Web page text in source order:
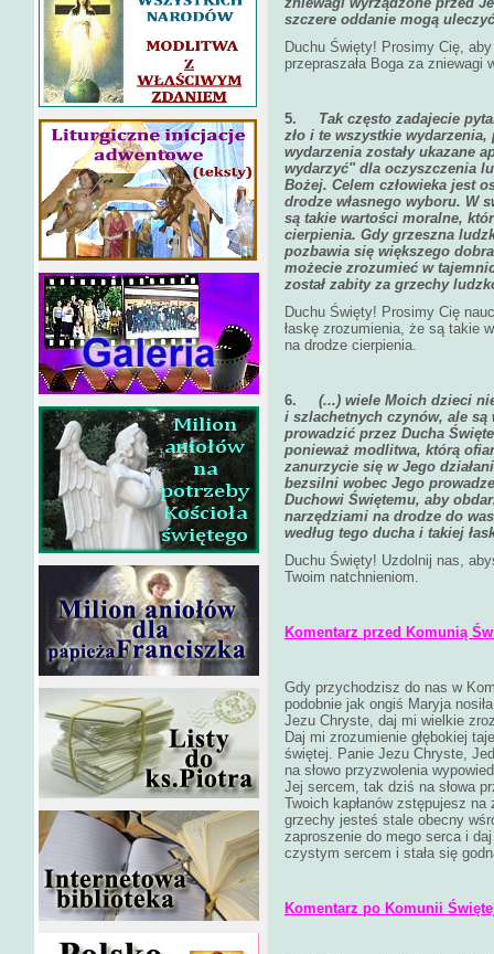
szczere oddanie mogą
Duchu Święty! Prosimy Cię,
przepraszała Boga za
5. Tak często zadajecie
zło i te wszystkie
wydarzenia zostały ukazane
wydarzyć" dla oczyszczenia
Bożej. Celem człowieka jest
drodze własnego wyboru. W
są takie wartości moralne,
cierpienia. Gdy grzeszna
pozbawia się większego
możecie zrozumieć w
został zabity za grzechy
Duchu Święty! Prosimy Cię
łaskę zrozumienia, że są takie
na drodze cierpienia.
6. (...) wiele Moich dzieci
i szlachetnych czynów, ale
prowadzić przez Ducha
ponieważ modlitwa, którą
zanurzycie się w Jego
bezsilni wobec Jego
Duchowi Świętemu, aby
narzędziami na drodze do
według tego ducha i takiej
Duchu Święty! Uzdolnij nas,
Twoim natchnieniom.
Komentarz przed Komunią
Gdy przychodzisz do nas w
podobnie jak ongiś Maryja
Jezu Chryste, daj mi wielkie
Daj mi zrozumienie głębokiej
świętej. Panie Jezu Chryste,
na słowo przyzwolenia
Jej sercem, tak dziś na słowa
Twoich kapłanów zstępujesz
grzechy jesteś stale obecny
zaproszenie do mego serca i
czystym sercem i stała się
Komentarz po Komunii